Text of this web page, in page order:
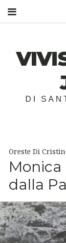
DI
Oreste Di
dalla